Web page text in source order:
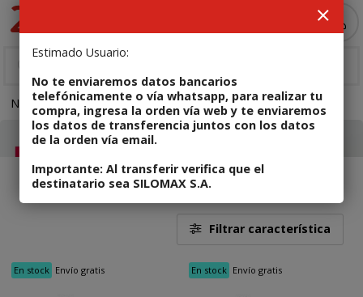
Estimado Usuario:
No te enviaremos datos bancarios
telefónicamente o vía whatsapp, para realizar tu
compra, ingresa la orden vía web y te enviaremos
los datos de transferencia juntos con los datos
de la orden vía email.
Importante: Al transferir verifica que el
destinatario sea SILOMAX S.A.
NOTEBOOKS Notebooks Recertificadas
Notebooks Recertificadas
34
Filtrar característica
En stock Envío gratis En stock Envío gratis